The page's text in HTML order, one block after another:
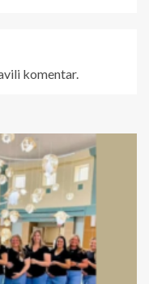
komentar.